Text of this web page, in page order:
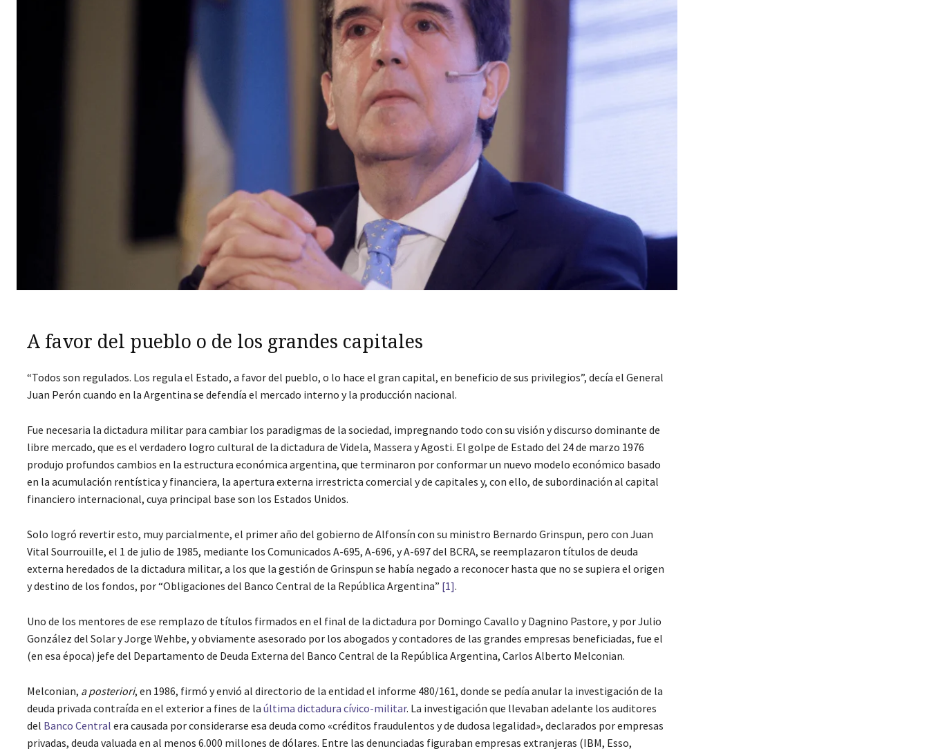
A favor del pueblo o de los grandes capitales
“Todos son regulados. Los regula el Estado, a favor del pueblo, o lo hace el gran capital, en beneficio de sus privilegios”, decía el General
Juan Perón cuando en la Argentina se defendía el mercado interno y la producción nacional.
Fue necesaria la dictadura militar para cambiar los paradigmas de la sociedad, impregnando todo con su visión y discurso dominante de
libre mercado, que es el verdadero logro cultural de la dictadura de Videla, Massera y Agosti. El golpe de Estado del 24 de marzo 1976
produjo profundos cambios en la estructura económica argentina, que terminaron por conformar un nuevo modelo económico basado
en la acumulación rentística y financiera, la apertura externa irrestricta comercial y de capitales y, con ello, de subordinación al capital
financiero internacional, cuya principal base son los Estados Unidos.
Solo logró revertir esto, muy parcialmente, el primer año del gobierno de Alfonsín con su ministro Bernardo Grinspun, pero con Juan
Vital Sourrouille, el 1 de julio de 1985, mediante los Comunicados A-695, A-696, y A-697 del BCRA, se reemplazaron títulos de deuda
externa heredados de la dictadura militar, a los que la gestión de Grinspun se había negado a reconocer hasta que no se supiera el origen
y destino de los fondos, por “Obligaciones del Banco Central de la República Argentina” [1].
Uno de los mentores de ese remplazo de títulos firmados en el final de la dictadura por Domingo Cavallo y Dagnino Pastore, y por Julio
González del Solar y Jorge Wehbe, y obviamente asesorado por los abogados y contadores de las grandes empresas beneficiadas, fue el
(en esa época) jefe del Departamento de Deuda Externa del Banco Central de la República Argentina, Carlos Alberto Melconian.
Melconian, a posteriori, en 1986, firmó y envió al directorio de la entidad el informe 480/161, donde se pedía anular la investigación de la
deuda privada contraída en el exterior a fines de la última dictadura cívico-militar. La investigación que llevaban adelante los auditores
del Banco Central era causada por considerarse esa deuda como «créditos fraudulentos y de dudosa legalidad», declarados por empresas
privadas, deuda valuada en al menos 6.000 millones de dólares. Entre las denunciadas figuraban empresas extranjeras (IBM, Esso,